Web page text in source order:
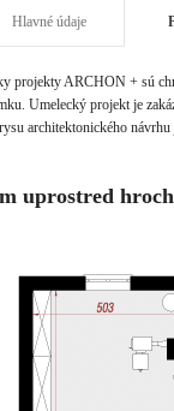
Hlavné údaje
projekty ARCHON + sú
Umelecký projekt je
architektonického
uprostred